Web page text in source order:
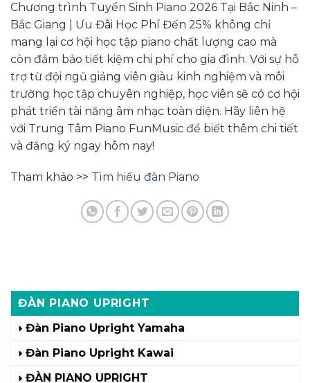
Chương trình Tuyển Sinh Piano 2026 Tại Bắc Ninh –
Bắc Giang | Ưu Đãi Học Phí Đến 25% không chỉ
mang lại cơ hội học tập piano chất lượng cao mà
còn đảm bảo tiết kiệm chi phí cho gia đình. Với sự hỗ
trợ từ đội ngũ giảng viên giàu kinh nghiệm và môi
trường học tập chuyên nghiệp, học viên sẽ có cơ hội
phát triển tài năng âm nhạc toàn diện. Hãy liên hệ
với Trung Tâm Piano FunMusic để biết thêm chi tiết
và đăng ký ngay hôm nay!
Tham khảo >> Tìm hiểu đàn Piano
ĐÀN PIANO UPRIGHT
Đàn Piano Upright Yamaha
Đàn Piano Upright Kawai
ĐÀN PIANO UPRIGHT